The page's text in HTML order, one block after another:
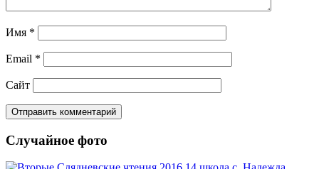
Имя *
Email *
Сайт
Случайное фото